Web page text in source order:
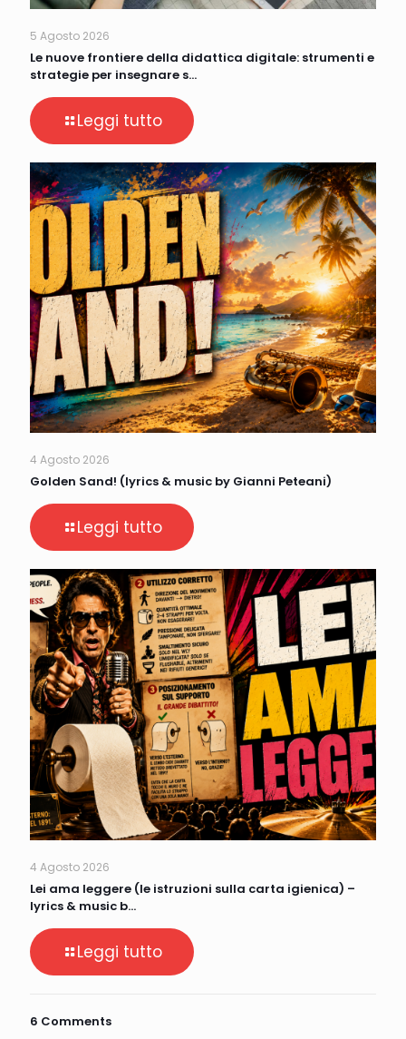
5 Agosto 2026
Le nuove frontiere della didattica digitale: strumenti e
strategie per insegnare s…
Leggi tutto
4 Agosto 2026
Golden Sand! (lyrics & music by Gianni Peteani)
Leggi tutto
4 Agosto 2026
Lei ama leggere (le istruzioni sulla carta igienica) –
lyrics & music b…
Leggi tutto
6 Comments